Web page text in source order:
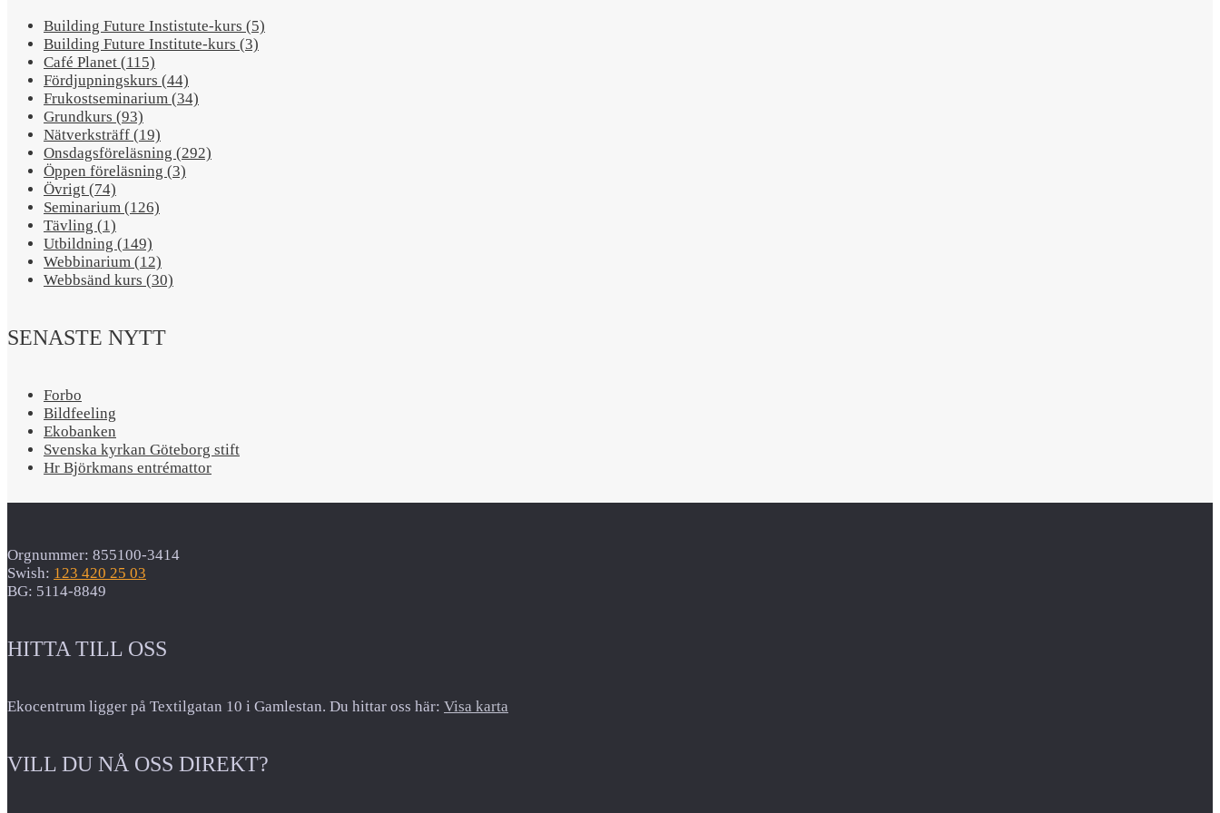
Building Future Instistute-kurs (5)
Building Future Institute-kurs (3)
Café Planet (115)
Fördjupningskurs (44)
Frukostseminarium (34)
Grundkurs (93)
Nätverksträff (19)
Onsdagsföreläsning (292)
Öppen föreläsning (3)
Övrigt (74)
Seminarium (126)
Tävling (1)
Utbildning (149)
Webbinarium (12)
Webbsänd kurs (30)
SENASTE NYTT
Forbo
Bildfeeling
Ekobanken
Svenska kyrkan Göteborg stift
Hr Björkmans entrémattor
Orgnummer: 855100-3414
Swish: 123 420 25 03
BG: 5114-8849
HITTA TILL OSS
Ekocentrum ligger på Textilgatan 10 i Gamlestan. Du hittar oss här: Visa karta
VILL DU NÅ OSS DIREKT?